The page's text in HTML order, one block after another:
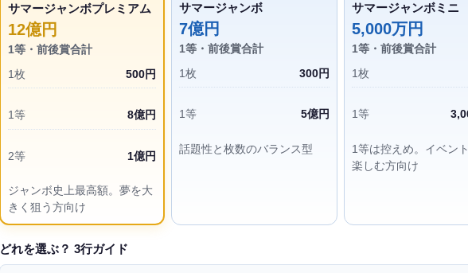
サマージャンボプレミアム
12億円
1等・前後賞合計
1枚
500円
1等 8億円
2等 1億円
ジャンボ史上最高額。夢を大
きく狙う方向け
サマージャンボ
7億円
1等・前後賞合計
1枚
300円
1等 5億円
話題性と枚数のバランス型
サマージャンボミニ
5,000万円
1等・前後賞合計
1枚
1等
1等は控えめ。イベン
楽しむ方向け
どれを選ぶ？ 3行ガイド